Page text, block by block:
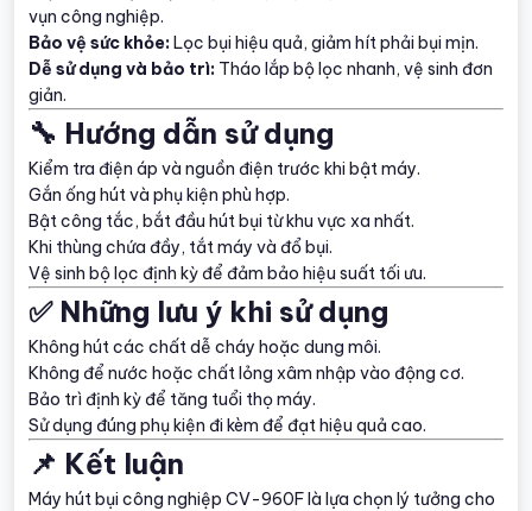
vụn công nghiệp.
Bảo vệ sức khỏe:Lọc bụi hiệu quả, giảm hít phải bụi mịn.
Dễ sử dụng và bảo trì: Tháo lắp bộ lọc nhanh, vệ sinh đơn
giản.
🔧 Hướng dẫn sử dụng
Kiểm tra điện áp và nguồn điện trước khi bật máy.
Gắn ống hút và phụ kiện phù hợp.
Bật công tắc, bắt đầu hút bụi từ khu vực xa nhất.
Khi thùng chứa đầy, tắt máy và đổ bụi.
Vệ sinh bộ lọc định kỳ để đảm bảo hiệu suất tối ưu.
✅ Những lưu ý khi sử dụng
Không hút các chất dễ cháy hoặc dung môi.
Không để nước hoặc chất lỏng xâm nhập vào động cơ.
Bảo trì định kỳ để tăng tuổi thọ máy.
Sử dụng đúng phụ kiện đi kèm để đạt hiệu quả cao.
📌 Kết luận
Máy hút bụi công nghiệp CV-960F là lựa chọn lý tưởng cho